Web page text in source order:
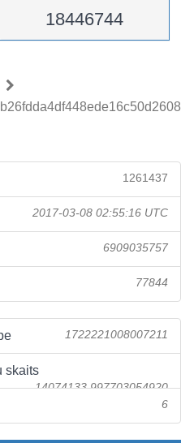
18446744
1261437
2017-03-08 02:55:16 UTC
6909035757
77844
1722221008007211
skaits
14074133.997703054920
6